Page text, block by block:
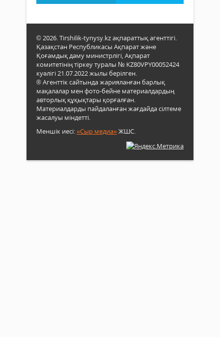
© 2026. Tirshilik-tynysy.kz ақпараттық агенттігі.
Қазақстан Республикасы Ақпарат және
Қоғамдық даму министрлігі, Ақпарат
комитетінің тіркеу туралы № KZ80VPY00052424
куәлігі 21.07.2022 жылы берілген.
® Агенттік сайтында жарияланған барлық
мақалалар мен фото-бейне материалдардың
авторлық құқықтары қорғалған.
Материалдарды пайдаланған жағдайда сілтеме
жасалуы міндетті.
Меншік иесі:«Сыр медиа»ЖШС.